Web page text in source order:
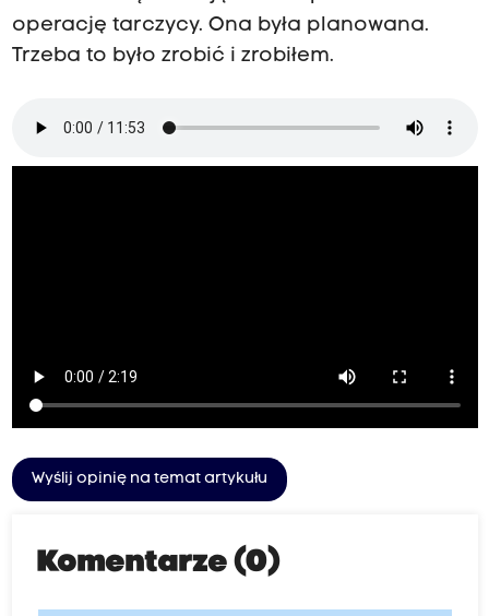
operację tarczycy. Ona była planowana.
Trzeba to było zrobić i zrobiłem.
Wyślij opinię na temat artykułu
Komentarze (0)